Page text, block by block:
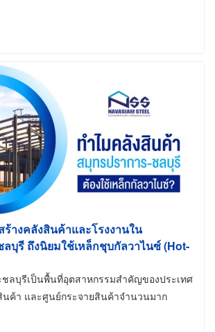
ร้างคลังสินค้าและโรงงานใน
บุรี ถึงนิยมใช้เหล็กชุบกัลวาไนซ์ (Hot-
ลบุรีเป็นพื้นที่อุตสาหกรรมสำคัญของประเทศ
นค้า และศูนย์กระจายสินค้าจำนวนมาก